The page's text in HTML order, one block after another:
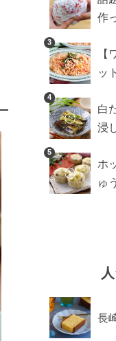
作
3
【
ッ
4
白
浸
5
ホ
ゅ
長